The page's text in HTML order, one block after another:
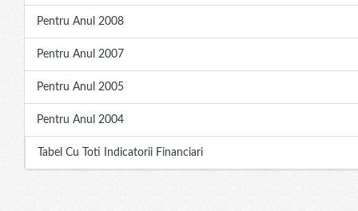
Pentru Anul 2008
Pentru Anul 2007
Pentru Anul 2005
Pentru Anul 2004
Tabel Cu Toti Indicatorii Financiari